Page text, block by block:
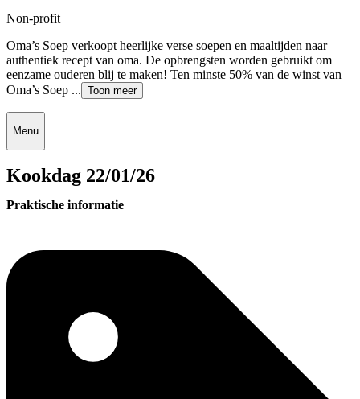
Non-profit
Oma’s Soep verkoopt heerlijke verse soepen en maaltijden naar
authentiek recept van oma. De opbrengsten worden gebruikt om
eenzame ouderen blij te maken! Ten minste 50% van de winst van
Oma’s Soep ... Toon meer
Menu
Kookdag 22/01/26
Praktische informatie